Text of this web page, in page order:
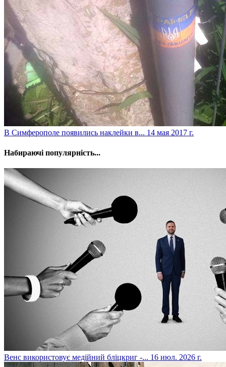
​В Симферополе появились наклейки в... 14 мая 2017 г.
Набираючі популярність...
​Венс використовує медійний бліцкриг -... 16 июл. 2026 г.